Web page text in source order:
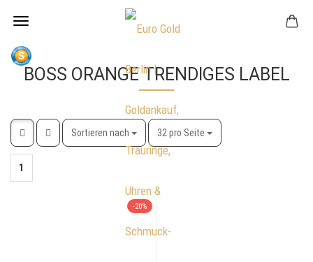
BOSS ORANGE TRENDIGES LABEL
Sortieren nach
Sortieren nach 32 pro Seite
pro Seite
1
-20%